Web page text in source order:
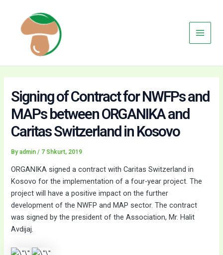
content
Menu
Signing of Contract for NWFPs and
MAPs between ORGANIKA and
Caritas Switzerland in Kosovo
Byadmin/ 7 Shkurt, 2019
ORGANIKA signed a contract with Caritas Switzerland in
Kosovo for the implementation of a four-year project. The
project will have a positive impact on the further
development of the NWFP and MAP sector. The contract
was signed by the president of the Association, Mr. Halit
Avdijaj.